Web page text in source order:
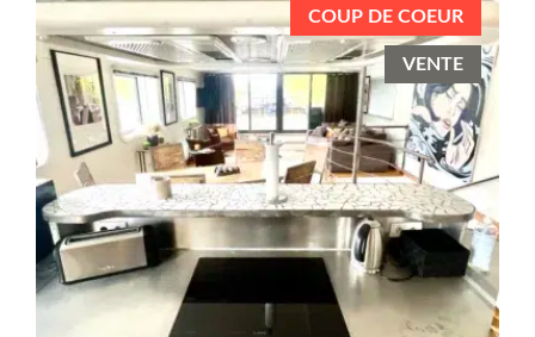
COUP DE COEUR
VENTE